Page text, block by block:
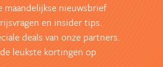
nieuwsbrief
en insider tips.
deals van onze partners.
leukste kortingen op